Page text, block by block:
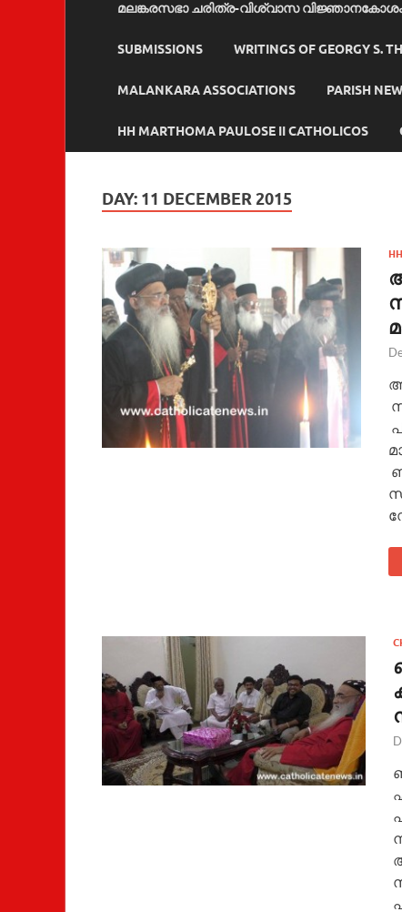
മലങ്കരസഭാ ചരിത്ര-വിശ്വാസ
SUBMISSIONS WRITINGS OF GEORGY S.
MALANKARA ASSOCIATIONS PARISH
HH MARTHOMA PAULOSE II CATHOLICOS
DAY: 11 DECEMBER 2015